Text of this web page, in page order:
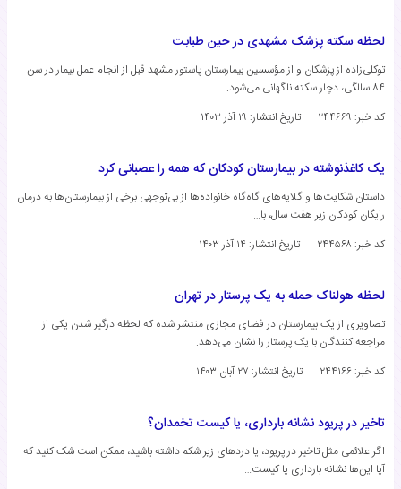
لحظه سکته پزشک مشهدی در حین طبابت
توکلی‌زاده از پزشکان و از مؤسسین بیمارستان پاستور مشهد قبل از انجام عمل بیمار در سن
۸۴ سالگی، دچار سکته ناگهانی می‌شود.
کد خبر: ۲۴۴۶۶۹
تاریخ انتشار: ۱۹ آذر ۱۴۰۳
یک کاغذنوشته در بیمارستان کودکان که همه را عصبانی کرد
داستان شکایت‌ها و گلایه‌های گاه‌گاه خانواده‌ها از بی‌توجهی برخی از بیمارستان‌ها به درمان
رایگان کودکان زیر هفت سال، با…
کد خبر: ۲۴۴۵۶۸
تاریخ انتشار: ۱۴ آذر ۱۴۰۳
لحظه هولناک حمله به یک پرستار در تهران
تصاویری از یک بیمارستان در فضای مجازی منتشر شده که لحظه درگیر شدن یکی از
مراجعه کنندگان با یک پرستار را نشان می‌دهد.
کد خبر: ۲۴۴۱۶۶
تاریخ انتشار: ۲۷ آبان ۱۴۰۳
تاخیر در پریود نشانه بارداری، یا کیست تخمدان؟
اگر علائمی مثل تاخیر در پریود، یا دردهای زیر شکم داشته باشید، ممکن است شک کنید که
آیا این‌ها نشانه بارداری یا کیست…